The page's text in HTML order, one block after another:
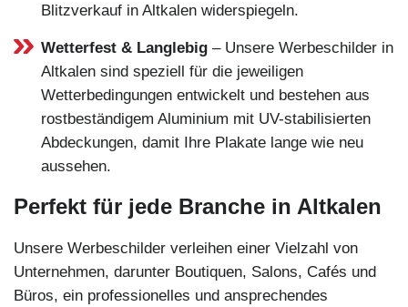
Blitzverkauf in Altkalen widerspiegeln.
Wetterfest & Langlebig – Unsere Werbeschilder in
Altkalen sind speziell für die jeweiligen
Wetterbedingungen entwickelt und bestehen aus
rostbeständigem Aluminium mit UV-stabilisierten
Abdeckungen, damit Ihre Plakate lange wie neu
aussehen.
Perfekt für jede Branche in Altkalen
Unsere Werbeschilder verleihen einer Vielzahl von
Unternehmen, darunter Boutiquen, Salons, Cafés und
Büros, ein professionelles und ansprechendes